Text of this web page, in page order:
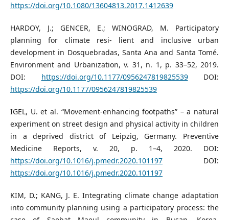
https://doi.org/10.1080/13604813.2017.1412639
HARDOY, J.; GENCER, E.; WINOGRAD, M. Participatory
planning for climate resi- lient and inclusive urban
development in Dosquebradas, Santa Ana and Santa Tomé.
Environment and Urbanization, v. 31, n. 1, p. 33–52, 2019.
DOI: https://doi.org/10.1177/0956247819825539DOI:
https://doi.org/10.1177/0956247819825539
IGEL, U. et al. “Movement-enhancing footpaths” – a natural
experiment on street design and physical activity in children
in a deprived district of Leipzig, Germany. Preventive
Medicine Reports, v. 20, p. 1–4, 2020. DOI:
https://doi.org/10.1016/j.pmedr.2020.101197DOI:
https://doi.org/10.1016/j.pmedr.2020.101197
KIM, D.; KANG, J. E. Integrating climate change adaptation
into community planning using a participatory process: the